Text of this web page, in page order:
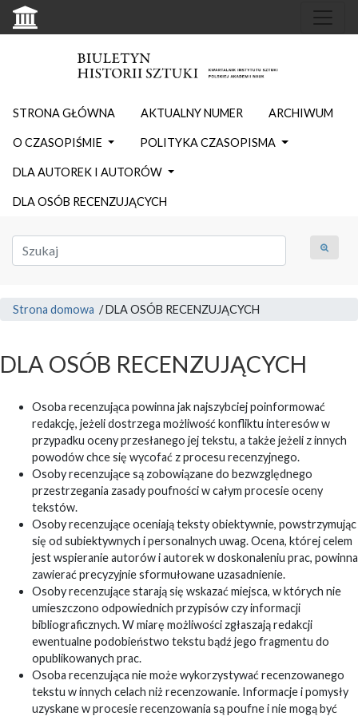
STRONA GŁÓWNA AKTUALNY NUMER ARCHIWUM
O CZASOPIŚMIE POLITYKA CZASOPISMA
DLA AUTOREK I AUTORÓW
DLA OSÓB RECENZUJĄCYCH
Strona domowa /DLA OSÓB RECENZUJĄCYCH
DLA OSÓB RECENZUJĄCYCH
Osoba recenzująca powinna jak najszybciej poinformować
redakcję, jeżeli dostrzega możliwość konfliktu interesów w
przypadku oceny przesłanego jej tekstu, a także jeżeli z innych
powodów chce się wycofać z procesu recenzyjnego.
Osoby recenzujące są zobowiązane do bezwzględnego
przestrzegania zasady poufności w całym procesie oceny
tekstów.
Osoby recenzujące oceniają teksty obiektywnie, powstrzymując
się od subiektywnych i personalnych uwag. Ocena, której celem
jest wspieranie autorów i autorek w doskonaleniu prac, powinna
zawierać precyzyjnie sformułowane uzasadnienie.
Osoby recenzujące starają się wskazać miejsca, w których nie
umieszczono odpowiednich przypisów czy informacji
bibliograficznych. W miarę możliwości zgłaszają redakcji
ewentualne podobieństwo tekstu bądź jego fragmentu do
opublikowanych prac.
Osoba recenzująca nie może wykorzystywać recenzowanego
tekstu w innych celach niż recenzowanie. Informacje i pomysły
uzyskane w procesie recenzowania są poufne i nie mogą być